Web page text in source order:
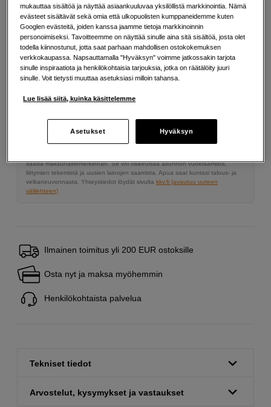
142 EUR
Lisää ostoskoriin
Maksa Svea-erämaksulla
Avausmaksu 5 EUR, laskutusmaksu 0 EUR/kk lisäksi
saada maksuhäiriömerkinnän. Se voi vaikeuttaa asunnon vuokraamista,
liittymien tekemistä ja uusien lainojen saamista. Apua saat kuntasi talous- ja
velkaneuvonnasta. Yhteystiedot löydät sivulta kkv.fi (avautuu uuteen
välilehteen)
Ilmainen toimitus yli 200 EUR ostoksille
Osta nyt ja maksa myöhemmin
Henkilökohtaista palvelua
Tekniset tiedot
Arvostelut, kysymykset ja vastaukset
mukauttaa sisältöä ja näyttää asiaankuuluvaa yksilöllistä markkinointia. Nämä
evästeet sisältävät sekä omia että ulkopuolisten kumppaneidemme kuten
Googlen evästeitä, joiden kanssa jaamme tietoja markkinoinnin
personoimiseksi. Tavoitteemme on näyttää sinulle aina sitä sisältöä, josta olet
todella kiinnostunut, jotta saat parhaan mahdollisen ostokokemuksen
verkkokaupassa. Napsauttamalla "Hyväksyn" voimme jatkossakin tarjota
sinulle inspiraatiota ja henkilökohtaisia tarjouksia, jotka on räätälöity juuri
sinulle. Voit tietysti muuttaa asetuksiasi milloin tahansa.
Lue lisää siitä, kuinka käsittelemme
Asetukset Hyväksyn